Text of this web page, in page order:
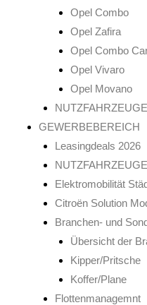
Opel Combo
Opel Zafira
Opel Combo
Opel Vivaro
Opel Movano
NUTZFAHRZEUGE
GEWERBEBEREICH
Leasingdeals 2026
NUTZFAHRZEUGE
Elektromobilität
Citroën Solution
Branchen- und
Übersicht der
Kipper/Pritsche
Koffer/Plane
Flottenmanagemnt